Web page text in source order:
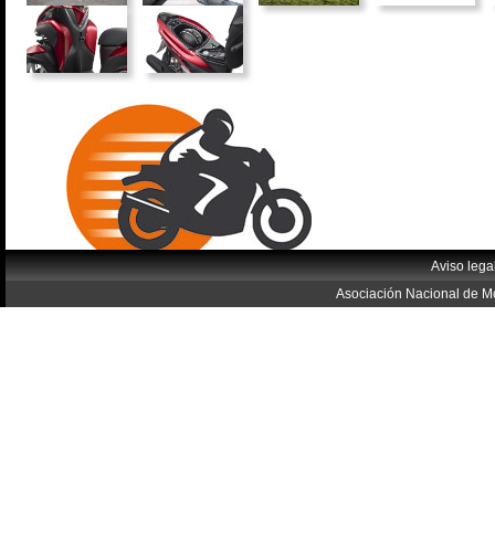
Aviso
Asociación Nacional de